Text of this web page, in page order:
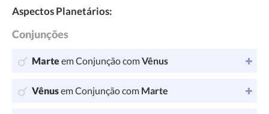
Aspectos Planetários:
Conjunções
Marteem Conjunção comVênus
Vênusem Conjunção com Marte